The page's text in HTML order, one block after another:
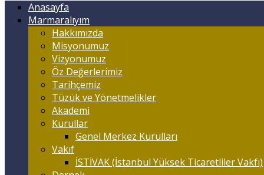
Anasayfa
Marmaralıyım
Hakkımızda
Misyonumuz
Vizyonumuz
Öz Değerlerimiz
Tarihçemiz
Tüzük ve Yönetmelikler
Akademi
Kurullar
Genel Merkez Kurulları
Vakıf
İSTİVAK (İstanbul Yüksek Ticaretliler Vakfı)